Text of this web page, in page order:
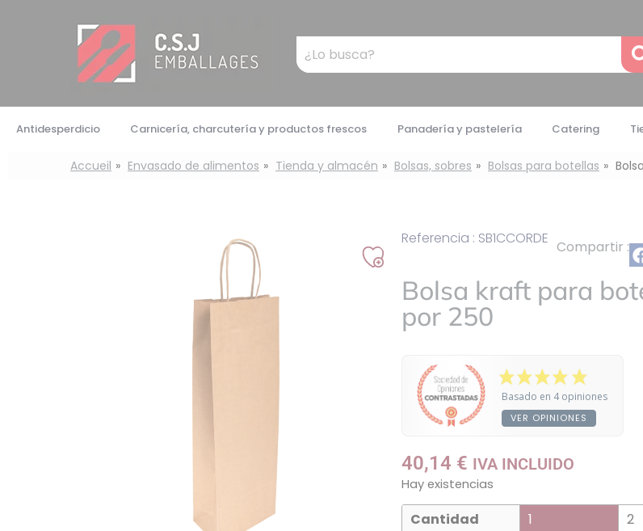
Mots
clés
Antidesperdicio Carnicería, charcutería y productos frescos Panadería y pastelería Catering
Accueil Envasado de alimentos Tienda y almacén Bolsas, sobres Bolsas para botellas
Añadir
lista
Referencia : SB1CCORDE Compartir :
Bolsa kraft para
por 250
Basado en 4 opiniones
VER OPINIONES
40,14 € IVA INCLUIDO
Hay existencias
Cantidad
1
2